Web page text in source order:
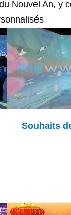
Nouvel An, y
Souhaits